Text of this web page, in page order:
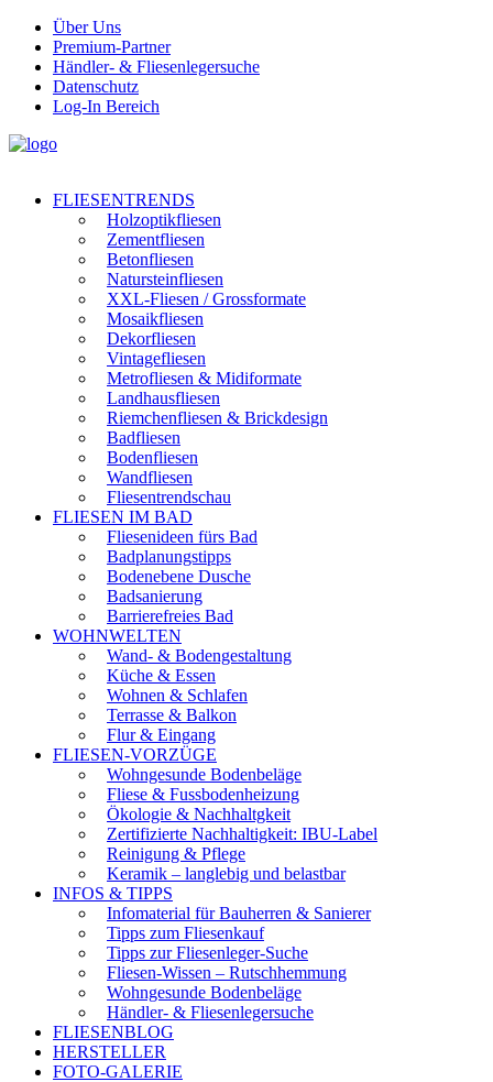
Über Uns
Premium-Partner
Händler- & Fliesenlegersuche
Datenschutz
Log-In Bereich
FLIESENTRENDS
Holzoptikfliesen
Zementfliesen
Betonfliesen
Natursteinfliesen
XXL-Fliesen / Grossformate
Mosaikfliesen
Dekorfliesen
Vintagefliesen
Metrofliesen & Midiformate
Landhausfliesen
Riemchenfliesen & Brickdesign
Badfliesen
Bodenfliesen
Wandfliesen
Fliesentrendschau
FLIESEN IM BAD
Fliesenideen fürs Bad
Badplanungstipps
Bodenebene Dusche
Badsanierung
Barrierefreies Bad
WOHNWELTEN
Wand- & Bodengestaltung
Küche & Essen
Wohnen & Schlafen
Terrasse & Balkon
Flur & Eingang
FLIESEN-VORZÜGE
Wohngesunde Bodenbeläge
Fliese & Fussbodenheizung
Ökologie & Nachhaltgkeit
Zertifizierte Nachhaltigkeit: IBU-Label
Reinigung & Pflege
Keramik – langlebig und belastbar
INFOS & TIPPS
Infomaterial für Bauherren & Sanierer
Tipps zum Fliesenkauf
Tipps zur Fliesenleger-Suche
Fliesen-Wissen – Rutschhemmung
Wohngesunde Bodenbeläge
Händler- & Fliesenlegersuche
FLIESENBLOG
HERSTELLER
FOTO-GALERIE